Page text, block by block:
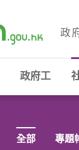
政
政府工
全部 專題